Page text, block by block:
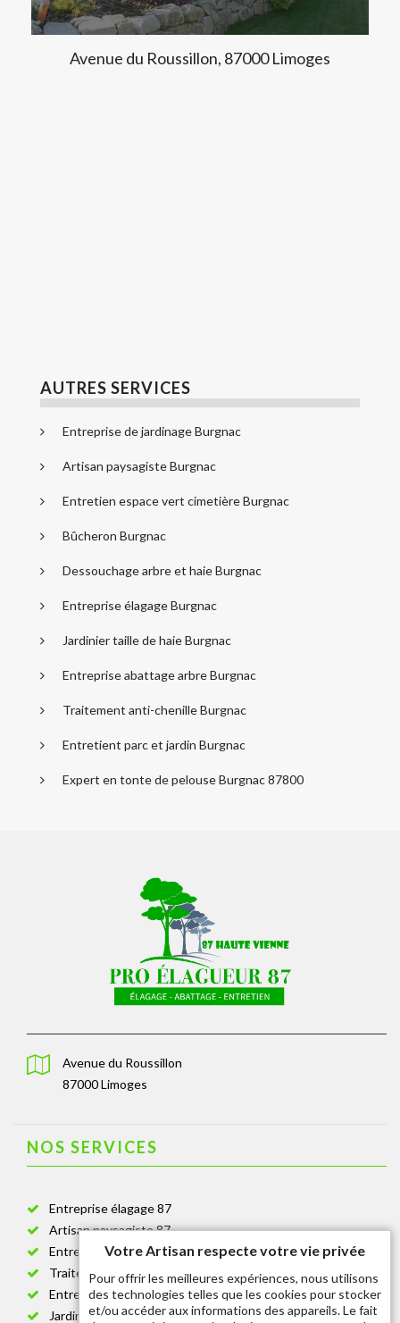
Avenue du Roussillon, 87000 Limoges
AUTRES SERVICES
Entreprise de jardinage Burgnac
Artisan paysagiste Burgnac
Entretien espace vert cimetière Burgnac
Bûcheron Burgnac
Dessouchage arbre et haie Burgnac
Entreprise élagage Burgnac
Jardinier taille de haie Burgnac
Entreprise abattage arbre Burgnac
Traitement anti-chenille Burgnac
Entretient parc et jardin Burgnac
Expert en tonte de pelouse Burgnac 87800
Avenue du Roussillon
87000 Limoges
NOS SERVICES
Entreprise élagage 87
Artisan paysagiste 87
Entreprise de jardinage 87
Traitement anti-chenille 87
Entreprise abattage arbre 87
Jardinier taille de haie 87
Votre Artisan respecte votre vie privée
Pour offrir les meilleures expériences, nous utilisons
des technologies telles que les cookies pour stocker
et/ou accéder aux informations des appareils. Le fait